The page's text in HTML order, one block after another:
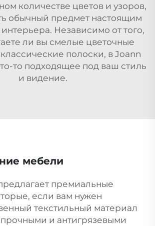
количестве цветов и узоров,
обычный предмет настоящим
Независимо от того,
ли вы смелые цветочные
полоски, в Joann
то подходящее под ваш стиль
и видение.
мебели
премиальные
если вам нужен
текстильный материал
и антигрязевыми